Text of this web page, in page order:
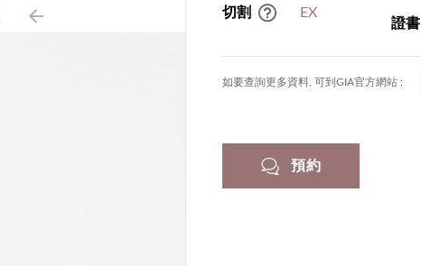
切割 EX
證書
如要查詢更多資料, 可到GIA官方網站 :
預約